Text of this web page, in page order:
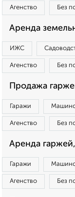
Агенство Без
Аренда
ИЖС
Агенство Без
Продажа
Гаражи
Агенство Без
Аренда
Гаражи
Агенство Без